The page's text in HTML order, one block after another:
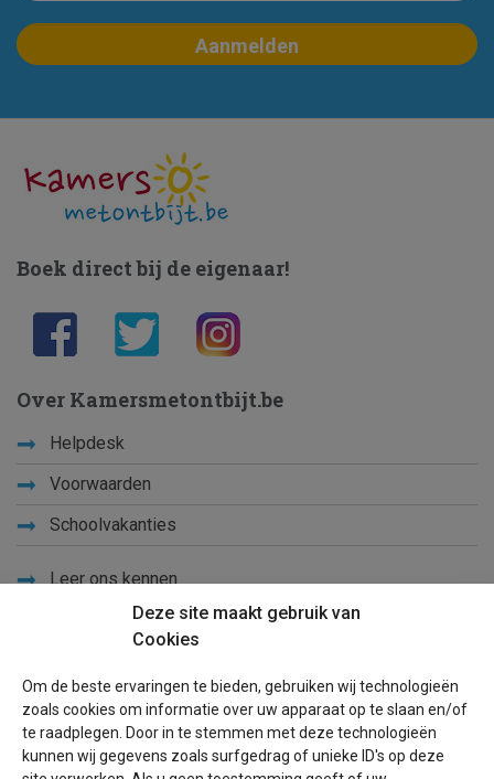
Deze site maakt gebruik van
Cookies
Om de beste ervaringen te bieden, gebruiken wij technologieën
zoals cookies om informatie over uw apparaat op te slaan en/of
te raadplegen. Door in te stemmen met deze technologieën
kunnen wij gegevens zoals surfgedrag of unieke ID's op deze
Boek direct bij de eigenaar!
Over Kamersmetontbijt.be
Helpdesk
Voorwaarden
Schoolvakanties
Leer ons kennen
Sitemap
Blog